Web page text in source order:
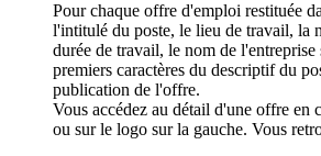
Pour chaque offre d'emploi restituée
l'intitulé du poste, le lieu de travail, la
durée de travail, le nom de l'entreprise
premiers caractères du descriptif du
publication de l'offre.
Vous accédez au détail d'une offre en
ou sur le logo sur la gauche. Vous